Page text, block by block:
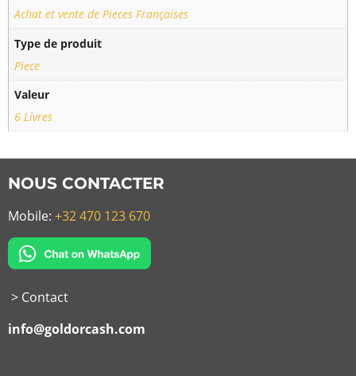
Achat et vente de Pieces Françaises
Type de produit
Piece
Valeur
6 Livres
NOUS CONTACTER
Mobile: +32 470 123 670
> Contact
info@goldorcash.com